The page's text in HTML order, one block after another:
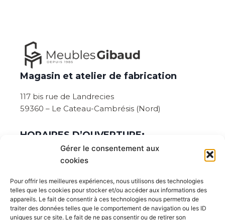
Gérer le consentement aux
cookies
Pour offrir les meilleures expériences, nous utilisons des technologies
telles que les cookies pour stocker et/ou accéder aux informations des
appareils. Le fait de consentir à ces technologies nous permettra de
traiter des données telles que le comportement de navigation ou les ID
uniques sur ce site. Le fait de ne pas consentir ou de retirer son
Magasin et atelier de fabrication
117 bis rue de Landrecies
59360 – Le Cateau-Cambrésis (Nord)
HORAIRES D’OUVERTURE:
Du lundi au vendredi de 08:30 à 12:00 et de
Ouvert le samedi sur rendez-vous :
Prévenez de votre venue en cliquant ici